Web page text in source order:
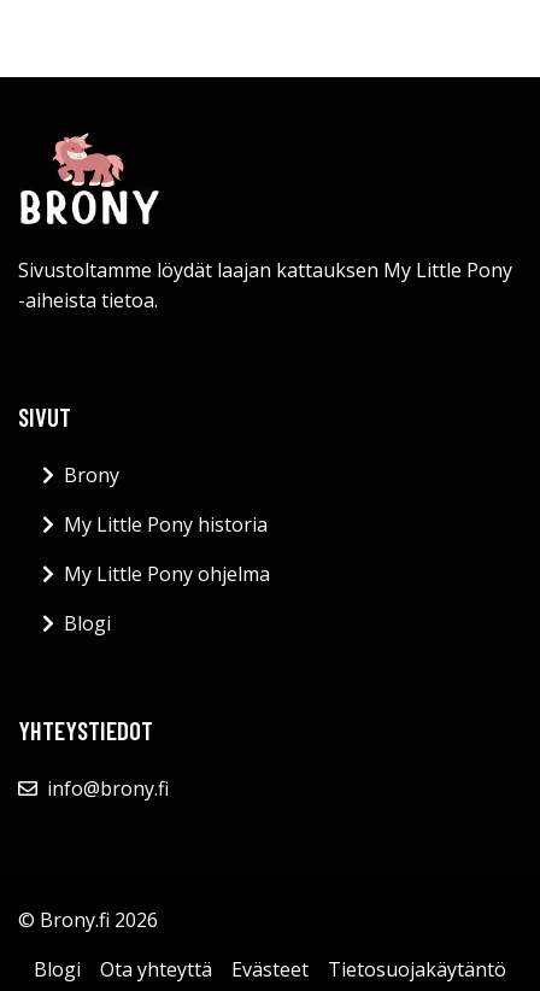
Sivustoltamme löydät laajan kattauksen My Little Pony
-aiheista tietoa.
SIVUT
Brony
My Little Pony historia
My Little Pony ohjelma
Blogi
YHTEYSTIEDOT
info@brony.fi
© Brony.fi 2026
Blogi
Ota yhteyttä Evästeet
Tietosuojakäytäntö